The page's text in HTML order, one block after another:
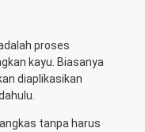
proses
kayu. Biasanya
diaplikasikan
tanpa harus